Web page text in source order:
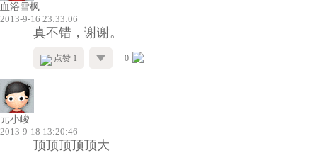
血浴雪枫
2013-9-16 23:33:06
真不错，谢谢。
点赞 1 0
元小峻
2013-9-18 13:20:46
顶顶顶顶顶大